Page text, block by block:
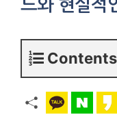
드와 현실적
Contents